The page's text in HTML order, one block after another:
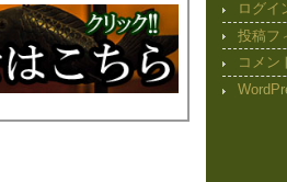
ログイ
投稿フ
コメン